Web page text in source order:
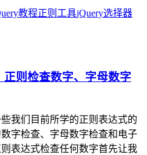
教程正则工具jQuery选择器
正则检查数字、字母数字
我们目前所学的正则表达式的
字检查、字母数字检查和电子
表达式检查任何数字首先让我